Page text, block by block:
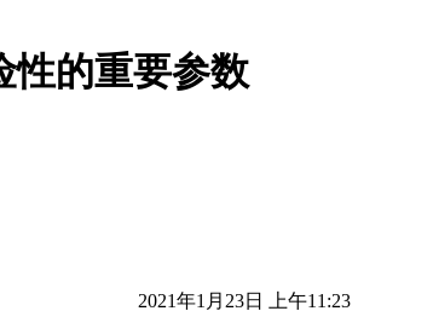
性的重要参数
2021年1月23日 上午11:23